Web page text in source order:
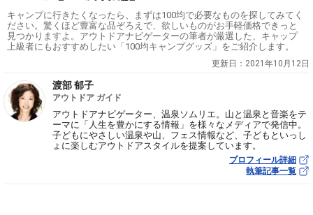
キャンプに行きたくなったら、まずは100均で必要なものを探してみてく
ださい。驚くほど豊富な品ぞろえで、欲しいものがお手軽価格できっと
見つかりますよ。アウトドアナビゲーターの筆者が厳選した、キャップ
上級者にもおすすめしたい「100均キャンプグッズ」をご紹介します。
更新日： 2021年10月12日
渡部 郁子
アウトドア ガイド
アウトドアナビゲーター、温泉ソムリエ。山と温泉と音楽をテ
ーマに「人生を豊かにする情報」を様々なメディアで発信中。
子どもにやさしい温泉や山、フェス情報など、子どもといっし
ょに楽しむアウトドアスタイルを提案しています。
プロフィール詳細
執筆記事一覧